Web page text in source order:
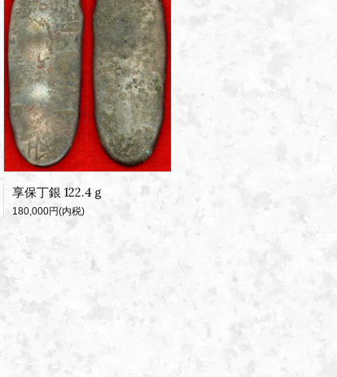
享保丁銀 122.4ｇ
180,000円(内税)